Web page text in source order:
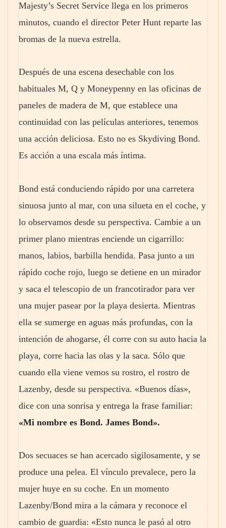
Majesty’s Secret Service llega en los primeros
minutos, cuando el director Peter Hunt reparte las
bromas de la nueva estrella.
Después de una escena desechable con los
habituales M, Q y Moneypenny en las oficinas de
paneles de madera de M, que establece una
continuidad con las películas anteriores, tenemos
una acción deliciosa. Esto no es Skydiving Bond.
Es acción a una escala más íntima.
Bond está conduciendo rápido por una carretera
sinuosa junto al mar, con una silueta en el coche, y
lo observamos desde su perspectiva. Cambie a un
primer plano mientras enciende un cigarrillo:
manos, labios, barbilla hendida. Pasa junto a un
rápido coche rojo, luego se detiene en un mirador
y saca el telescopio de un francotirador para ver
una mujer pasear por la playa desierta. Mientras
ella se sumerge en aguas más profundas, con la
intención de ahogarse, él corre con su auto hacia la
playa, corre hacia las olas y la saca. Sólo que
cuando ella viene vemos su rostro, el rostro de
Lazenby, desde su perspectiva. «Buenos días»,
dice con una sonrisa y entrega la frase familiar:
«Mi nombre es Bond. James Bond».
Dos secuaces se han acercado sigilosamente, y se
produce una pelea. El vínculo prevalece, pero la
mujer huye en su coche. En un momento
Lazenby/Bond mira a la cámara y reconoce el
cambio de guardia: «Esto nunca le pasó al otro